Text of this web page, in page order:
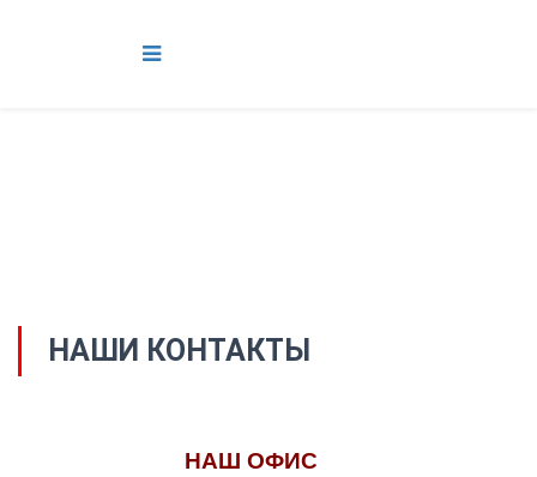
НАШИ КОНТАКТЫ
НАШ ОФИС